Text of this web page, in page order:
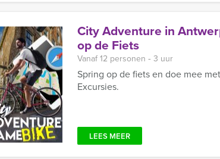
City Adventure in
op de Fiets
Vanaf 12 personen ‐ 3 uur
Spring op de fiets en doe mee
Excursies.
LEES MEER